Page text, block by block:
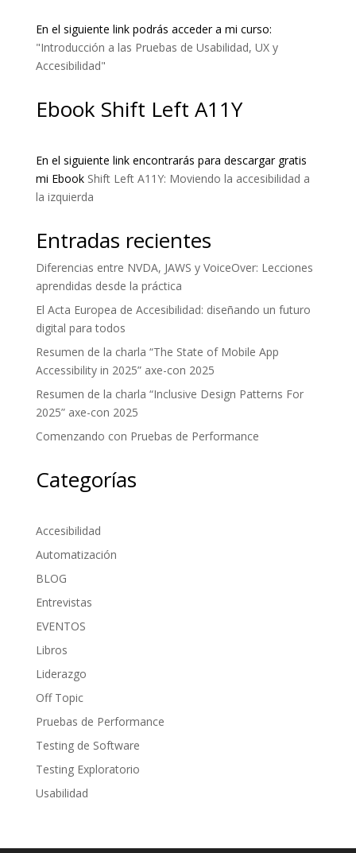
En el siguiente link podrás acceder a mi curso:
"Introducción a las Pruebas de Usabilidad, UX y
Accesibilidad"
Ebook Shift Left A11Y
En el siguiente link encontrarás para descargar gratis
mi Ebook Shift Left A11Y: Moviendo la accesibilidad a
la izquierda
Entradas recientes
Diferencias entre NVDA, JAWS y VoiceOver: Lecciones
aprendidas desde la práctica
El Acta Europea de Accesibilidad: diseñando un futuro
digital para todos
Resumen de la charla “The State of Mobile App
Accessibility in 2025” axe-con 2025
Resumen de la charla “Inclusive Design Patterns For
2025” axe-con 2025
Comenzando con Pruebas de Performance
Categorías
Accesibilidad
Automatización
BLOG
Entrevistas
EVENTOS
Libros
Liderazgo
Off Topic
Pruebas de Performance
Testing de Software
Testing Exploratorio
Usabilidad